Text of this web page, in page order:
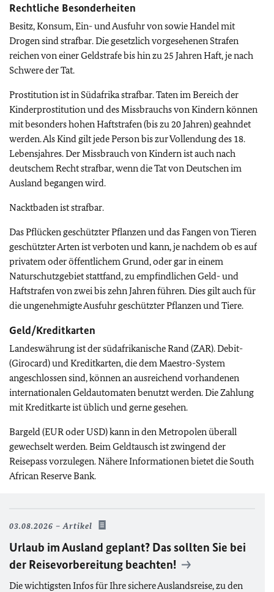
Rechtliche Besonderheiten
Besitz, Konsum, Ein- und Ausfuhr von sowie Handel mit
Drogen sind strafbar. Die gesetzlich vorgesehenen Strafen
reichen von einer Geldstrafe bis hin zu 25 Jahren Haft, je nach
Schwere der Tat.
Prostitution ist in Südafrika strafbar. Taten im Bereich der
Kinderprostitution und des Missbrauchs von Kindern können
mit besonders hohen Haftstrafen (bis zu 20 Jahren) geahndet
werden. Als Kind gilt jede Person bis zur Vollendung des 18.
Lebensjahres. Der Missbrauch von Kindern ist auch nach
deutschem Recht strafbar, wenn die Tat von Deutschen im
Ausland begangen wird.
Nacktbaden ist strafbar.
Das Pflücken geschützter Pflanzen und das Fangen von Tieren
geschützter Arten ist verboten und kann, je nachdem ob es auf
privatem oder öffentlichem Grund, oder gar in einem
Naturschutzgebiet stattfand, zu empfindlichen Geld- und
Haftstrafen von zwei bis zehn Jahren führen. Dies gilt auch für
die ungenehmigte Ausfuhr geschützter Pflanzen und Tiere.
Geld/Kreditkarten
Landeswährung ist der südafrikanische Rand (ZAR). Debit-
(Girocard) und Kreditkarten, die dem Maestro-System
angeschlossen sind, können an ausreichend vorhandenen
internationalen Geldautomaten benutzt werden. Die Zahlung
mit Kreditkarte ist üblich und gerne gesehen.
Bargeld (EUR oder USD) kann in den Metropolen überall
gewechselt werden. Beim Geldtausch ist zwingend der
Reisepass vorzulegen. Nähere Informationen bietet die South
African Reserve Bank.
03.08.2026 Artikel
Urlaub im Ausland geplant? Das sollten Sie bei
der Reisevorbereitung beachten!
Die wichtigsten Infos für Ihre sichere Auslandsreise, zu den